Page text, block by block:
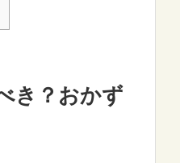
き？おかず